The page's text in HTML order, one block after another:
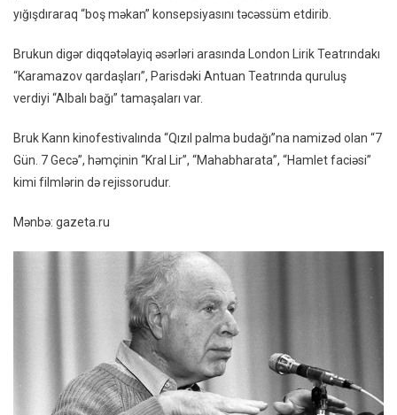
yığışdıraraq “boş məkan” konsepsiyasını təcəssüm etdirib.
Brukun digər diqqətəlayiq əsərləri arasında London Lirik Teatrındakı
“Karamazov qardaşları”, Parisdəki Antuan Teatrında quruluş
verdiyi “Albalı bağı” tamaşaları var.
Bruk Kann kinofestivalında “Qızıl palma budağı”na namizəd olan “7
Gün. 7 Gecə”, həmçinin “Kral Lir”, “Mahabharata”, “Hamlet faciəsi”
kimi filmlərin də rejissorudur.
Mənbə: gazeta.ru